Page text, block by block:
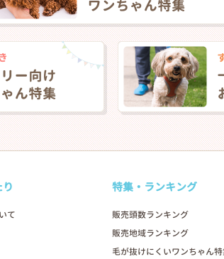
て
特集・ランキング
販売頭数ランキング
販売地域ランキング
毛が抜けにくいワンちゃん